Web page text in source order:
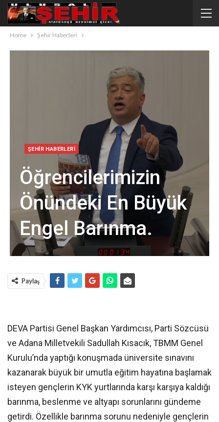
Home Şehir Haberleri
ŞEHIR HABERLERI
Öğrencilerimizin
Önündeki En Büyük
Engel Barınma.
Paylaş
DEVA Partisi Genel Başkan Yardımcısı, Parti Sözcüsü
ve Adana Milletvekili Sadullah Kısacık, TBMM Genel
Kurulu’nda yaptığı konuşmada üniversite sınavını
kazanarak büyük bir umutla eğitim hayatına başlamak
isteyen gençlerin KYK yurtlarında karşı karşıya kaldığı
barınma, beslenme ve altyapı sorunlarını gündeme
getirdi. Özellikle barınma sorunu nedeniyle gençlerin